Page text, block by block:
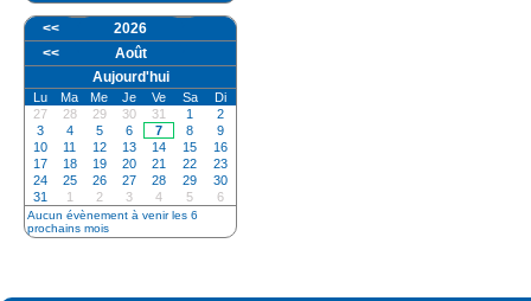
<<
2026
<<
Août
Aujourd'hui
Lu Ma Me Je Ve Sa
Di
27
28 29 30 31 1
2
3
4 5 6 7 8
9
10
11 12 13 14 15
16
17
18 19 20 21 22
23
24
25 26 27 28 29
30
31
1 2 3 4 5 6
Aucun évènement à venir les 6
prochains mois